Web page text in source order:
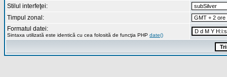
Stilul interfeţei:
Timpul zonal:
Formatul datei:
Sintaxa utilizată este identică cu cea folosită de funcţia PHP date()